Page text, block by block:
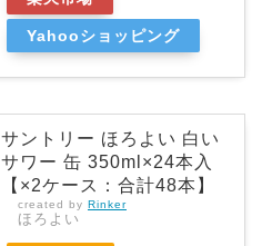
Yahooショッピング
サントリー ほろよい 白い
サワー 缶 350ml×24本入
【×2ケース：合計48本】
created by Rinker
ほろよい